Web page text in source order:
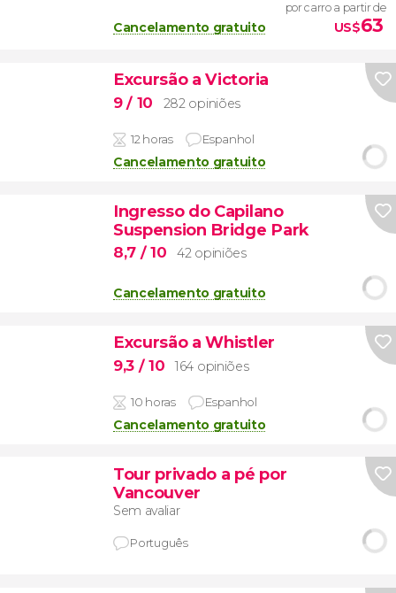
Cancelamento gratuito
por carro a partir de
US$63
Excursão a Victoria
9/ 10 282 opiniões
12 horas Espanhol
Cancelamento gratuito
Ingresso do Capilano
Suspension Bridge Park
8,7 / 10 42 opiniões
Cancelamento gratuito
Excursão a Whistler
9,3 / 10 164 opiniões
10 horas Espanhol
Cancelamento gratuito
Tour privado a pé por
Vancouver
Sem avaliar
Português